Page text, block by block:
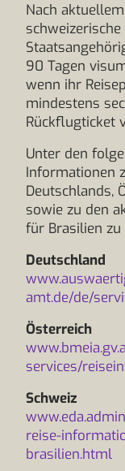
Nach
90 Tagen
wenn ihr
mindestens
Rückflugticket
Unter den
Informationen
Deutschlands,
sowie zu den
für Brasilien zu
Deutschland
amt.de/de/
Österreich
services/
Schweiz
reise-
brasilien.html